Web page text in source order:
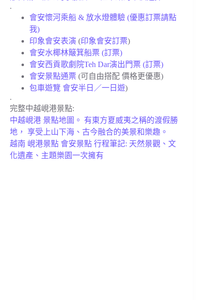
.
會安懷河乘船 & 放水燈體驗 (優惠訂票請點
我)
印象會安表演 (印象會安訂票)
會安水椰林簸箕船票 (訂票)
會安西貢歌劇院Teh Dar演出門票 (訂票)
會安景點通票 (可自由搭配 價格更優惠)
包車遊覽 會安半日／一日遊)
.
完整中越峴港景點:
中越峴港 景點地圖。 有東方夏威夷之稱的渡假勝
地， 享受上山下海、古今融合的美景和樂趣。
越南 峴港景點 會安景點 行程筆記: 天然景觀、文
化遺產、主題樂園一次擁有